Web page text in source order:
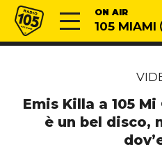
Vai al contenuto
Radio 105 ON AIR
105 MIAMI
Emis Killa a 105
è un bel disco,